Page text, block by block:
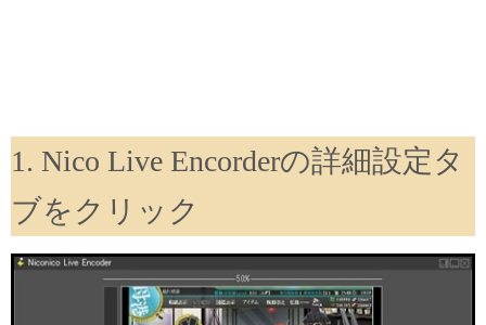
1. Nico Live Encorderの詳細設定タ
ブをクリック